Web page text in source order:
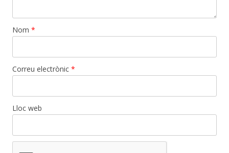
Nom *
Correu electrònic *
Lloc web